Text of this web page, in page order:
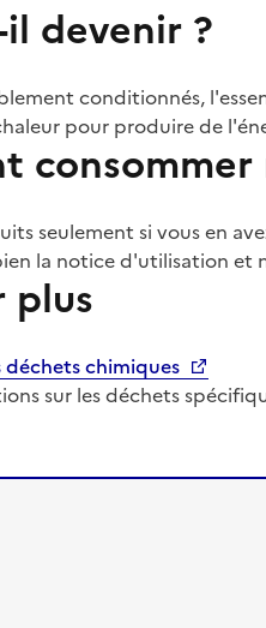
devenir ?
conditionnés,
pour produire de
consommer
seulement si vous en
la notice d'utilisation
plus
déchets chimiques
sur les déchets